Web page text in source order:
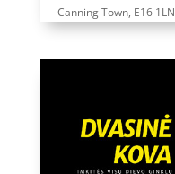
Canning Town, E16 1LN